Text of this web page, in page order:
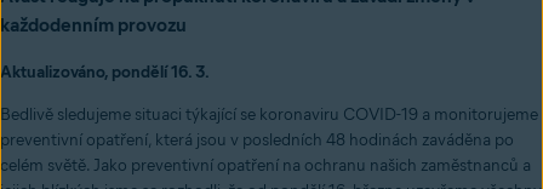
každodenním provozu
Aktualizováno, pondělí 16. 3.
Bedlivě sledujeme situaci týkající se koronaviru COVID-19 a monitorujeme
preventivní opatření, která jsou v posledních 48 hodinách zaváděna po
celém světě. Jako preventivní opatření na ochranu našich zaměstnanců a